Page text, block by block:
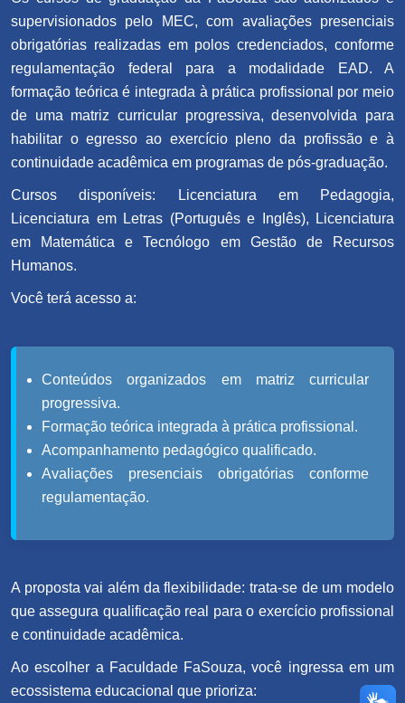
supervisionados pelo MEC, com avaliações presenciais
obrigatórias realizadas em polos credenciados, conforme
regulamentação federal para a modalidade EAD. A
formação teórica é integrada à prática profissional por meio
de uma matriz curricular progressiva, desenvolvida para
habilitar o egresso ao exercício pleno da profissão e à
continuidade acadêmica em programas de pós-graduação.
Cursos disponíveis: Licenciatura em Pedagogia,
Licenciatura em Letras (Português e Inglês), Licenciatura
em Matemática e Tecnólogo em Gestão de Recursos
Humanos.
Você terá acesso a:
Conteúdos organizados em matriz curricular
progressiva.
Formação teórica integrada à prática profissional.
Acompanhamento pedagógico qualificado.
Avaliações presenciais obrigatórias conforme
regulamentação.
A proposta vai além da flexibilidade: trata-se de um modelo
que assegura qualificação real para o exercício profissional
e continuidade acadêmica.
Ao escolher a Faculdade FaSouza, você ingressa em um
ecossistema educacional que prioriza: